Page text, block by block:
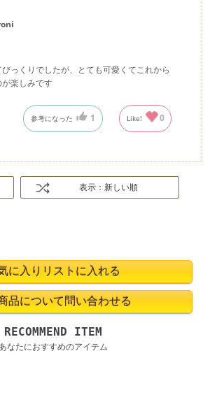
っくりでしたが、とても可愛くてこれから
楽しみです
参考になった 1 Like! 0
表示：新しい順
RECOMMEND ITEM
なたにおすすめのアイテム